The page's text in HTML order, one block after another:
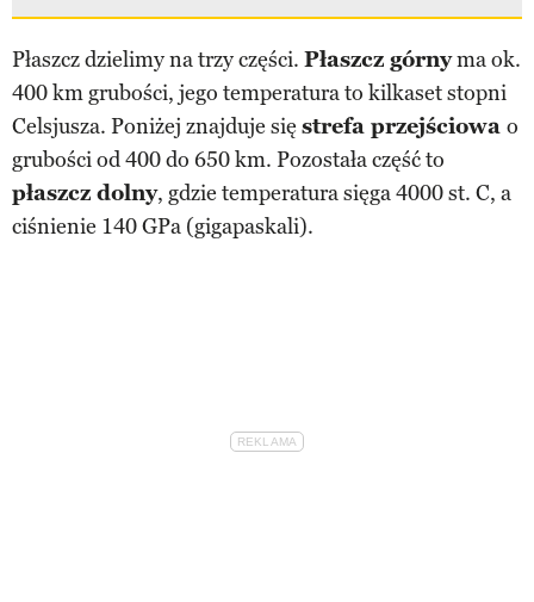
Płaszcz dzielimy na trzy części. Płaszcz górnyma ok.
400 km grubości, jego temperatura to kilkaset stopni
Celsjusza. Poniżej znajduje się strefa przejściowa o
grubości od 400 do 650 km. Pozostała część to
płaszcz dolny, gdzie temperatura sięga 4000 st. C, a
ciśnienie 140 GPa (gigapaskali).